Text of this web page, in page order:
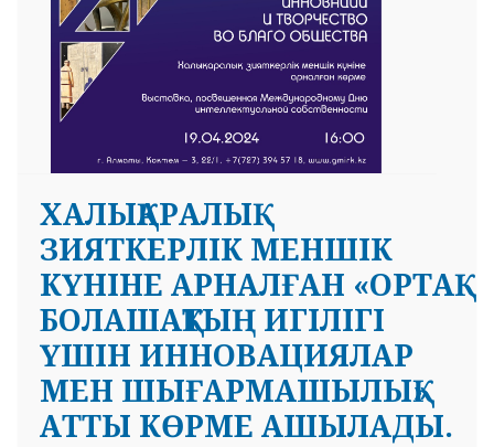
ХАЛЫҚАРАЛЫҚ
ЗИЯТКЕРЛІК МЕНШІК
КҮНІНЕ АРНАЛҒАН «ОРТАҚ
БОЛАШАҚТЫҢ ИГІЛІГІ
ҮШІН ИННОВАЦИЯЛАР
МЕН ШЫҒАРМАШЫЛЫҚ»
АТТЫ КӨРМЕ АШЫЛАДЫ.